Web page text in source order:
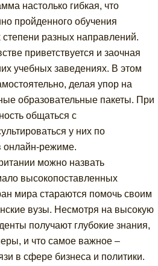
настолько гибкая, что
пройденного обучения
степени разных направлений.
приветствуется и заочная
учебных заведениях. В этом
делая упор на
образовательные пакеты. При
общаться с
у них по
онлайн-режиме.
можно назвать
высокопоставленных
мира стараются помочь своим
вузы. Несмотря на высокую
получают глубокие знания,
и что самое важное –
в сфере бизнеса и политики.